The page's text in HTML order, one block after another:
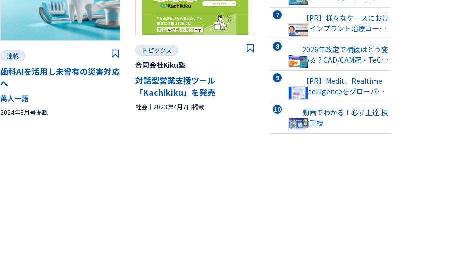
連載
歯科AIを活用し未曾有の災害対応
へ
萬人一語
2024年8月号掲載
トピックス
合同会社Kiku塾
対話型営業支援ツール
「Kachikiku」を発売
社会 2023年4月7日掲載
診・医療DX・歯管・口腔機
能・SPTまで徹底解説
【PR】様々なケースにおけ
るインプラント治療コース
開催
2026年改定で補綴はどう変
わる？CAD/CAM冠・TeC・
義管／歯リハ1・チタンブリ
ッジ・3次元プリント有床義
歯まで詳解
【PR】Medit、Realtime
Intelligenceをグローバル
で提供開始 口腔内スキャナ
ーを「インテリジェントな
臨床パートナー」へと進化
動画でわかる！必ず上達 抜
歯手技